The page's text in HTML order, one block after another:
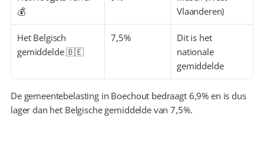
💰
Vlaanderen)
Het Belgisch
gemiddelde 🇧🇪
7,5%
Dit is het
nationale
gemiddelde
De gemeentebelasting in Boechout bedraagt 6,9% en is dus
lager dan het Belgische gemiddelde van 7,5%.